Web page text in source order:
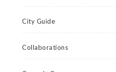
City Guide
Collaborations